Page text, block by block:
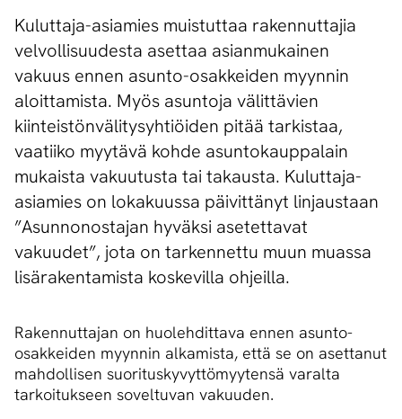
Kuluttaja-asiamies muistuttaa rakennuttajia
velvollisuudesta asettaa asianmukainen
vakuus ennen asunto-osakkeiden myynnin
aloittamista. Myös asuntoja välittävien
kiinteistönvälitysyhtiöiden pitää tarkistaa,
vaatiiko myytävä kohde asuntokauppalain
mukaista vakuutusta tai takausta. Kuluttaja-
asiamies on lokakuussa päivittänyt linjaustaan
”Asunnonostajan hyväksi asetettavat
vakuudet”, jota on tarkennettu muun muassa
lisärakentamista koskevilla ohjeilla.
Rakennuttajan on huolehdittava ennen asunto-
osakkeiden myynnin alkamista, että se on asettanut
mahdollisen suorituskyvyttömyytensä varalta
tarkoitukseen soveltuvan vakuuden.